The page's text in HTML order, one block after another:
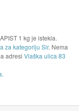
1 kg je istekla.
za kategoriju Sir. Nema
adresi Vlaška ulica 83